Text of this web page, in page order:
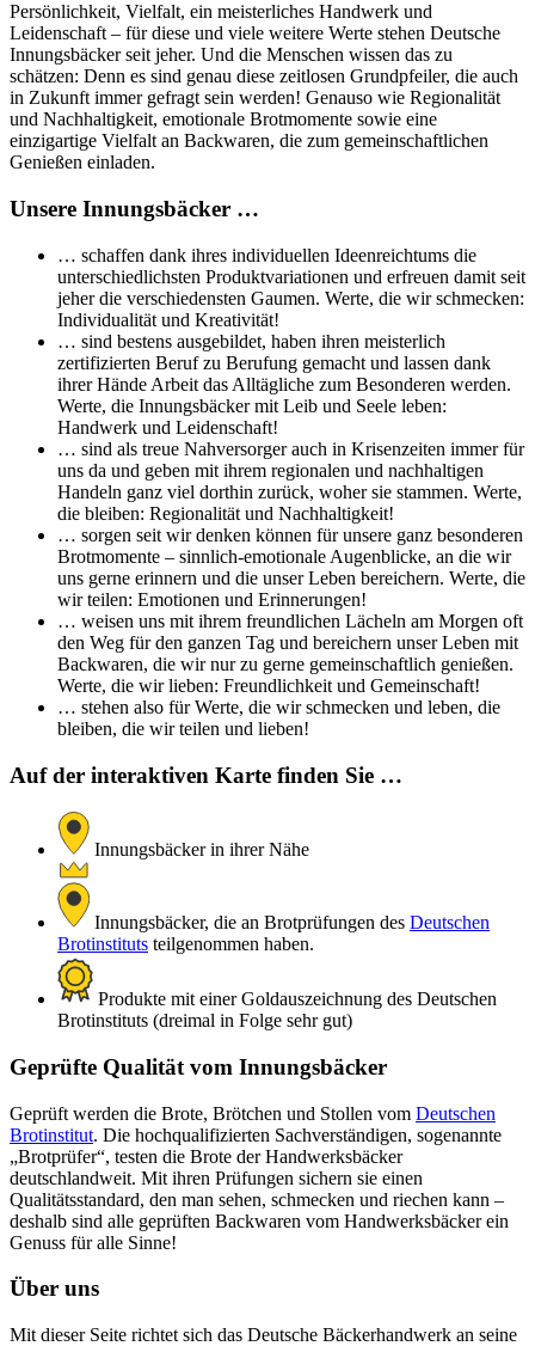
Persönlichkeit, Vielfalt, ein meisterliches Handwerk und
Leidenschaft – für diese und viele weitere Werte stehen Deutsche
Innungsbäcker seit jeher. Und die Menschen wissen das zu
schätzen: Denn es sind genau diese zeitlosen Grundpfeiler, die auch
in Zukunft immer gefragt sein werden! Genauso wie Regionalität
und Nachhaltigkeit, emotionale Brotmomente sowie eine
einzigartige Vielfalt an Backwaren, die zum gemeinschaftlichen
Genießen einladen.
Unsere Innungsbäcker …
… schaffen dank ihres individuellen Ideenreichtums die
unterschiedlichsten Produktvariationen und erfreuen damit seit
jeher die verschiedensten Gaumen. Werte, die wir schmecken:
Individualität und Kreativität!
… sind bestens ausgebildet, haben ihren meisterlich
zertifizierten Beruf zu Berufung gemacht und lassen dank
ihrer Hände Arbeit das Alltägliche zum Besonderen werden.
Werte, die Innungsbäcker mit Leib und Seele leben:
Handwerk und Leidenschaft!
… sind als treue Nahversorger auch in Krisenzeiten immer für
uns da und geben mit ihrem regionalen und nachhaltigen
Handeln ganz viel dorthin zurück, woher sie stammen. Werte,
die bleiben: Regionalität und Nachhaltigkeit!
… sorgen seit wir denken können für unsere ganz besonderen
Brotmomente – sinnlich-emotionale Augenblicke, an die wir
uns gerne erinnern und die unser Leben bereichern. Werte, die
wir teilen: Emotionen und Erinnerungen!
… weisen uns mit ihrem freundlichen Lächeln am Morgen oft
den Weg für den ganzen Tag und bereichern unser Leben mit
Backwaren, die wir nur zu gerne gemeinschaftlich genießen.
Werte, die wir lieben: Freundlichkeit und Gemeinschaft!
… stehen also für Werte, die wir schmecken und leben, die
bleiben, die wir teilen und lieben!
Auf der interaktiven Karte finden Sie …
Innungsbäcker in ihrer Nähe
Innungsbäcker, die an Brotprüfungen des Deutschen
Brotinstituts teilgenommen haben.
Produkte mit einer Goldauszeichnung des Deutschen
Brotinstituts (dreimal in Folge sehr gut)
Geprüfte Qualität vom Innungsbäcker
Geprüft werden die Brote, Brötchen und Stollen vom Deutschen
Brotinstitut. Die hochqualifizierten Sachverständigen, sogenannte
„Brotprüfer“, testen die Brote der Handwerksbäcker
deutschlandweit. Mit ihren Prüfungen sichern sie einen
Qualitätsstandard, den man sehen, schmecken und riechen kann –
deshalb sind alle geprüften Backwaren vom Handwerksbäcker ein
Genuss für alle Sinne!
Über uns
Mit dieser Seite richtet sich das Deutsche Bäckerhandwerk an seine